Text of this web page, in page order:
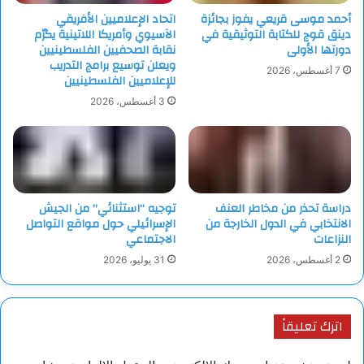
أحمد موسى قريعي يفوز بجائزة
دينق قوج للكتابة التوثيقية في
دورتها الأولى
7 أغسطس، 2026
اتحاد الإعلاميين الأفريقي
الآسيوي وأمريكا اللاتينية يكرّم
نقابة الصحفيين الفلسطينيين
ويعلن توسيع برامج التدريب
للإعلاميين الفلسطينيين
3 أغسطس، 2026
دراسة تحذر من مخاطر العنف
الانتخابي في الدول الخارجة من
النزاعات
2 أغسطس، 2026
توجيه “استثنائي” من الجيش
الإسرائيلي حول مواقع التواصل
الاجتماعي
31 يوليو، 2026
اترك تعليقاً